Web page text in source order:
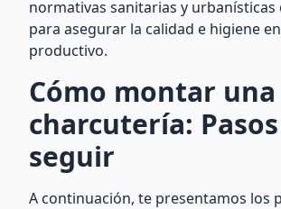
normativas sanitarias y urbanísticas
para asegurar la calidad e higiene
productivo.
Cómo montar una
charcutería:
seguir
A continuación, te presentamos los